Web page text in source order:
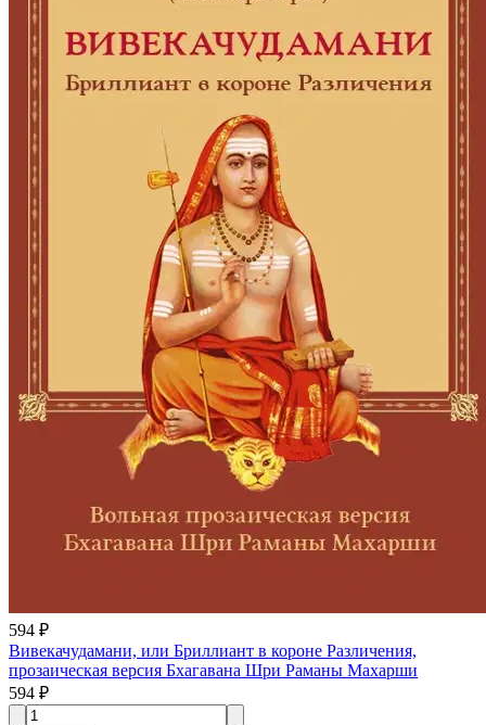
594 ₽
Вивекачудамани, или Бриллиант в короне Различения,
прозаическая версия Бхагавана Шри Раманы Махарши
594 ₽